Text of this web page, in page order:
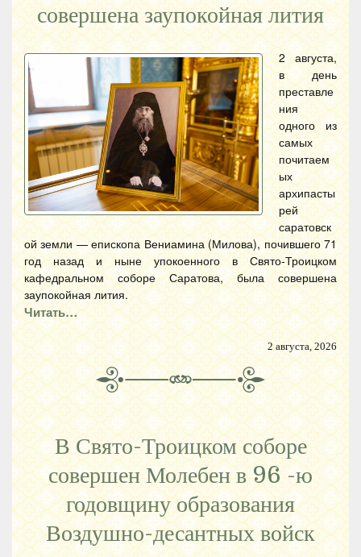
совершена заупокойная лития
2 августа,
в день
преставле
ния
одного из
самых
почитаем
ых
архипасты
рей
саратовск
ой земли — епископа Вениамина (Милова), почившего 71
год назад и ныне упокоенного в Свято-Троицком
кафедральном соборе Саратова, была совершена
заупокойная лития.
Читать…
2 августа, 2026
В Свято-Троицком соборе
совершен Молебен в 96 -ю
годовщину образования
Воздушно-десантных войск